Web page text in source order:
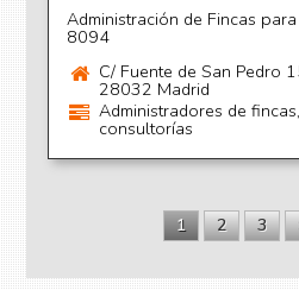
Administración de Fincas
8094
C/ Fuente de San Pedro
28032 Madrid
Administradores de
consultorías
1 2 3